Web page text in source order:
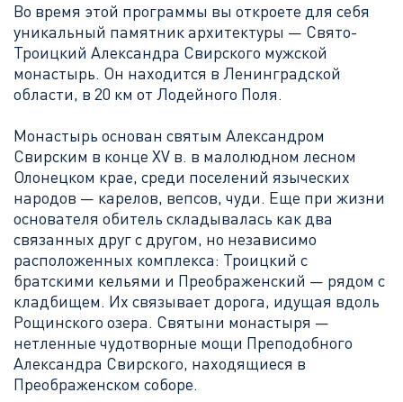
Во время этой программы вы откроете для себя
уникальный памятник архитектуры — Свято-
Троицкий Александра Свирского мужской
монастырь. Он находится в Ленинградской
области, в 20 км от Лодейного Поля.
Монастырь основан святым Александром
Свирским в конце XV в. в малолюдном лесном
Олонецком крае, среди поселений языческих
народов — карелов, вепсов, чуди. Еще при жизни
основателя обитель складывалась как два
связанных друг с другом, но независимо
расположенных комплекса: Троицкий с
братскими кельями и Преображенский — рядом с
кладбищем. Их связывает дорога, идущая вдоль
Рощинского озера. Святыни монастыря —
нетленные чудотворные мощи Преподобного
Александра Свирского, находящиеся в
Преображенском соборе.